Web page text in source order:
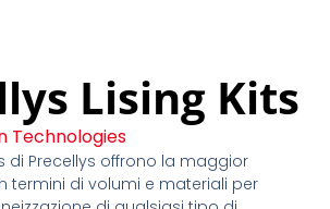
Lising Kits
Technologies
di Precellys offrono la maggior
termini di volumi e materiali per